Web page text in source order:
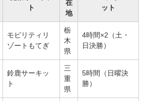
ト
在
地
ット
モビリティリ
ゾートもてぎ
栃
木
県
4時間×2（土・
日決勝）
鈴鹿サーキッ
ト
三
重
県
5時間（日曜決
勝）